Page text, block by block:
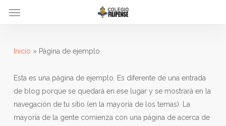
Inicio » Página de ejemplo
Esta es una página de ejemplo. Es diferente de una entrada
de blog porque se quedará en ese lugar y se mostrará en la
navegación de tu sitio (en la mayoría de los temas). La
mayoría de la gente comienza con una página de acerca de